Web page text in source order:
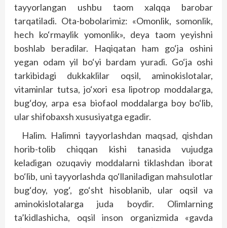
tayyorlangan ushbu taom xalqqa barobar
tarqatiladi. Ota-bobolarimiz: «Omonlik, somonlik,
hech ko‘rmaylik yomonlik», deya taom yeyishni
boshlab beradilar. Haqiqatan ham go‘ja oshini
yegan odam yil bo‘yi bardam yuradi. Go‘ja oshi
tarkibidagi dukkaklilar oqsil, aminokislotalar,
vitaminlar tutsa, jo‘xori esa lipotrop moddalarga,
bug‘doy, arpa esa biofaol moddalarga boy bo‘lib,
ular shifobaxsh xususiyatga egadir.
Halim. Halimni tayyorlashdan maqsad, qishdan
horib-tolib chiqqan kishi tanasida vujudga
keladigan ozuqaviy moddalarni tiklashdan iborat
bo‘lib, uni tayyorlashda qo‘llaniladigan mahsulotlar
bug‘doy, yog‘, go‘sht hisoblanib, ular oqsil va
aminokislotalarga juda boydir. Olimlarning
ta’kidlashicha, oqsil inson organizmida «gavda